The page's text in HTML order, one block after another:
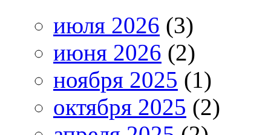
июля 2026 (3)
июня 2026 (2)
ноября 2025 (1)
октября 2025 (2)